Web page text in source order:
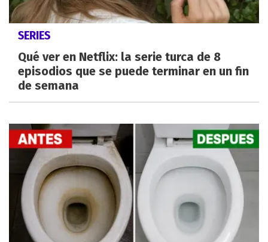
SERIES
Qué ver en Netflix: la serie turca de 8
episodios que se puede terminar en un fin
de semana